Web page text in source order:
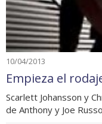
10/04/2013
Empieza el
Scarlett Johansson y
de Anthony y Joe Russo